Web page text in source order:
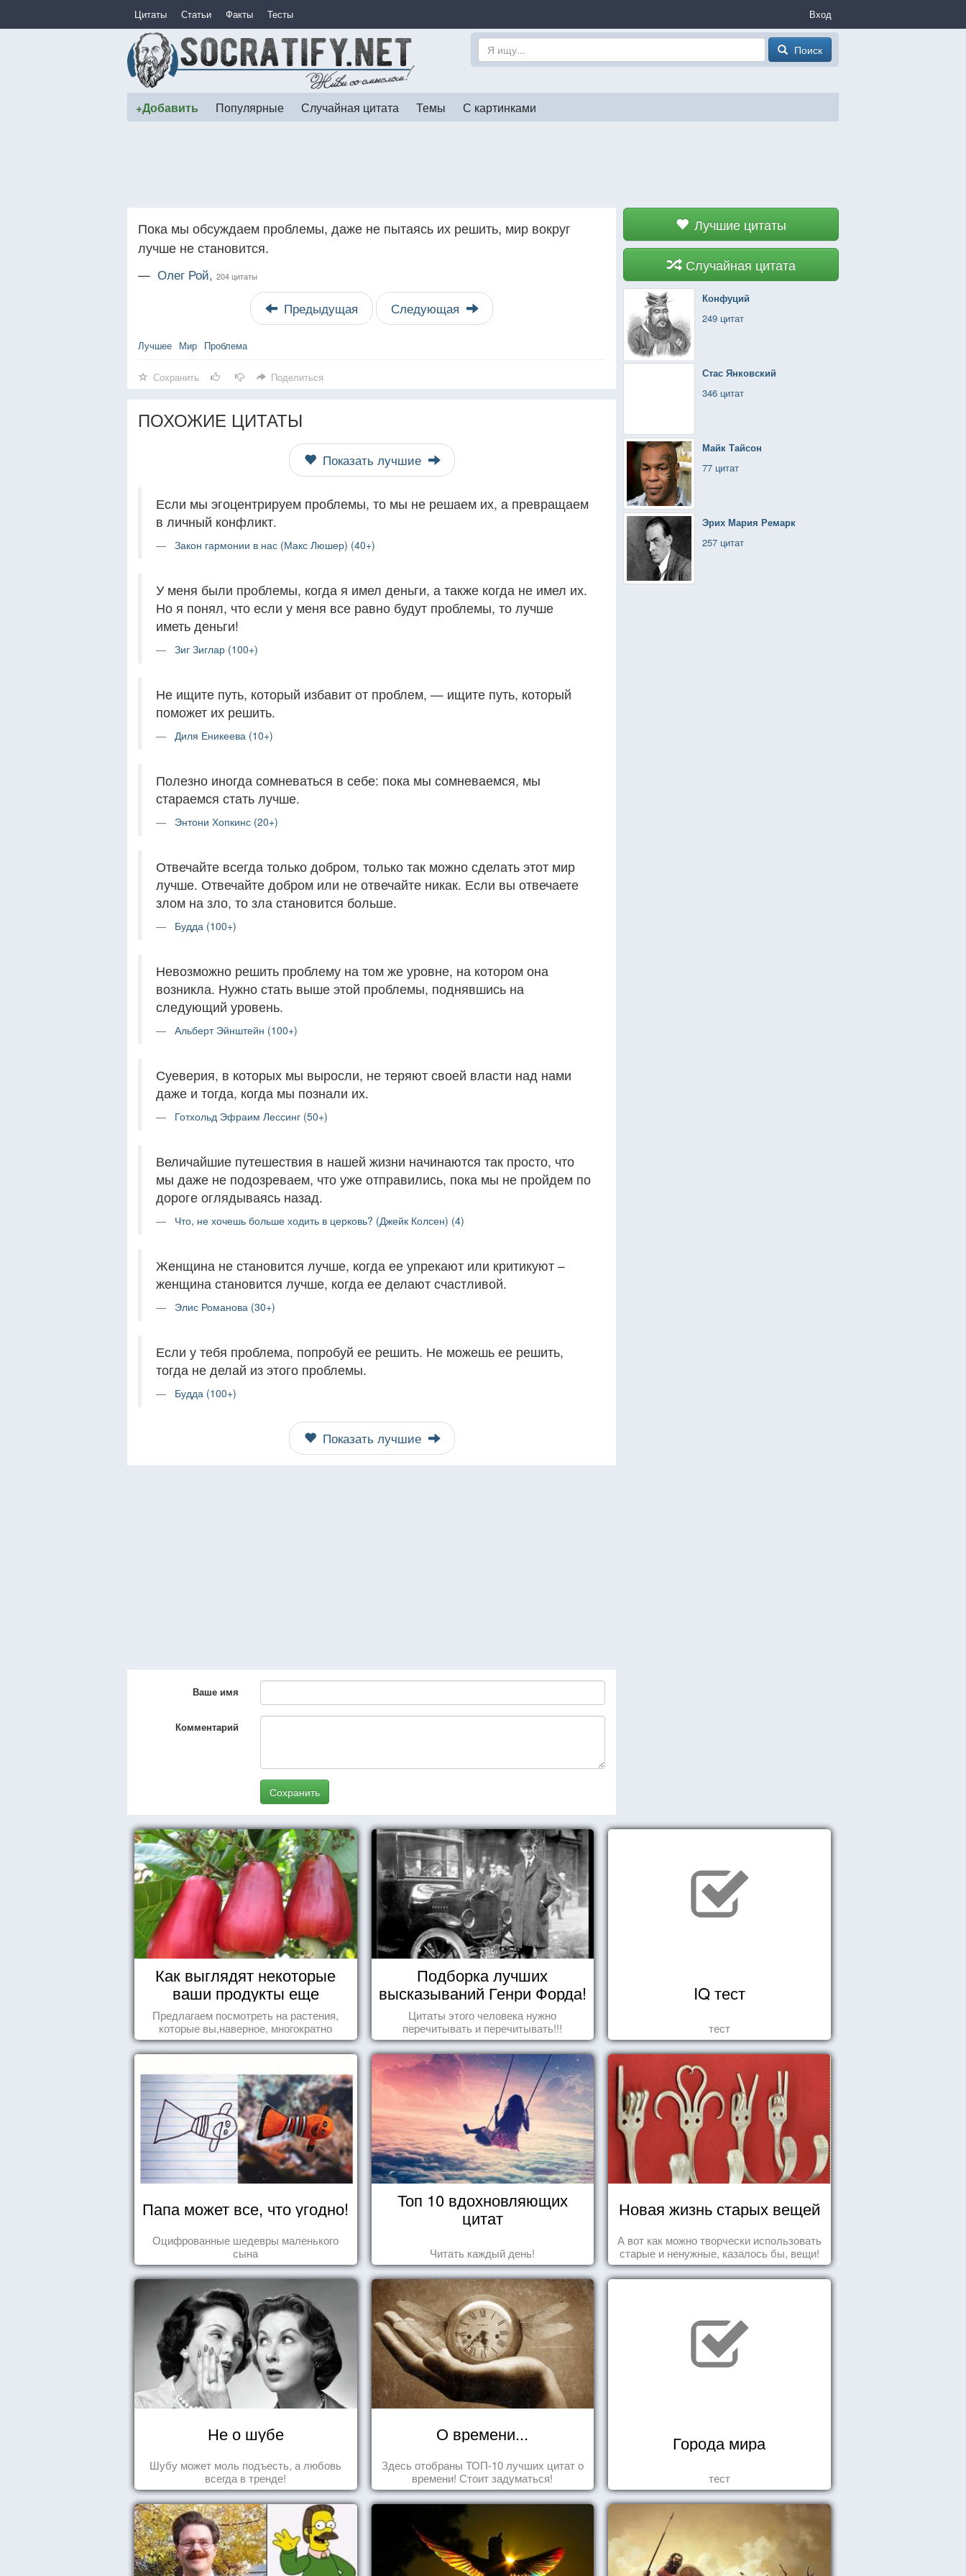
Цитаты Статьи Факты Тесты Вход
Поиск
+Добавить Популярные Случайная цитата Темы С картинками
Лучшие цитаты
Случайная цитата
Конфуций
249 цитат
Стас Янковский
346 цитат
Майк Тайсон
77 цитат
Эрих Мария Ремарк
257 цитат
Пока мы обсуждаем проблемы, даже не пытаясь их решить, мир вокруг
лучше не становится.
— Олег Рой, 204 цитаты
Предыдущая Следующая
Лучшее Мир Проблема
Сохранить Поделиться
ПОХОЖИЕ ЦИТАТЫ
Показать лучшие
Если мы эгоцентрируем проблемы, то мы не решаем их, а превращаем
в личный конфликт.
Закон гармонии в нас (Макс Люшер) (40+)
У меня были проблемы, когда я имел деньги, а также когда не имел их.
Но я понял, что если у меня все равно будут проблемы, то лучше
иметь деньги!
Зиг Зиглар (100+)
Не ищите путь, который избавит от проблем, — ищите путь, который
поможет их решить.
Диля Еникеева (10+)
Полезно иногда сомневаться в себе: пока мы сомневаемся, мы
стараемся стать лучше.
Энтони Хопкинс (20+)
Отвечайте всегда только добром, только так можно сделать этот мир
лучше. Отвечайте добром или не отвечайте никак. Если вы отвечаете
злом на зло, то зла становится больше.
Будда (100+)
Невозможно решить проблему на том же уровне, на котором она
возникла. Нужно стать выше этой проблемы, поднявшись на
следующий уровень.
Альберт Эйнштейн (100+)
Суеверия, в которых мы выросли, не теряют своей власти над нами
даже и тогда, когда мы познали их.
Готхольд Эфраим Лессинг (50+)
Величайшие путешествия в нашей жизни начинаются так просто, что
мы даже не подозреваем, что уже отправились, пока мы не пройдем по
дороге оглядываясь назад.
Что, не хочешь больше ходить в церковь? (Джейк Колсен) (4)
Женщина не становится лучше, когда ее упрекают или критикуют –
женщина становится лучше, когда ее делают счастливой.
Элис Романова (30+)
Если у тебя проблема, попробуй ее решить. Не можешь ее решить,
тогда не делай из этого проблемы.
Будда (100+)
Показать лучшие
Ваше имя
Комментарий
Сохранить
Как выглядят некоторые
ваши продукты еще
живыми?
Предлагаем посмотреть на растения,
которые вы,наверное, многократно
видели , но никогда не представляли
себе, что употребляете их в пищу.
Подборка лучших
высказываний Генри Форда!
Цитаты этого человека нужно
перечитывать и перечитывать!!!
IQ тест
тест
Папа может все, что угодно!
Оцифрованные шедевры маленького
сына
Топ 10 вдохновляющих
цитат
Читать каждый день!
Новая жизнь старых вещей
А вот как можно творчески использовать
старые и ненужные, казалось бы, вещи!
Не о шубе
Шубу может моль подъесть, а любовь
всегда в тренде!
О времени...
Здесь отобраны ТОП-10 лучших цитат о
времени! Стоит задуматься!
Города мира
тест